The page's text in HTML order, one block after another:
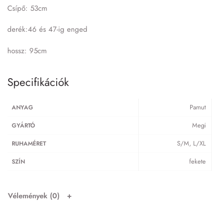
Csípő: 53cm
derék:46 és 47-ig enged
hossz: 95cm
Specifikációk
ANYAG Pamut
GYÁRTÓ Megi
RUHAMÉRET S/M, L/XL
SZÍN fekete
Vélemények (0)